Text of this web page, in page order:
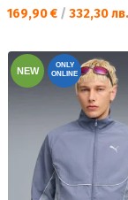
Текуща цена:
169,90 € / 332,30 лв.
NEW
ONLY
ONLINE